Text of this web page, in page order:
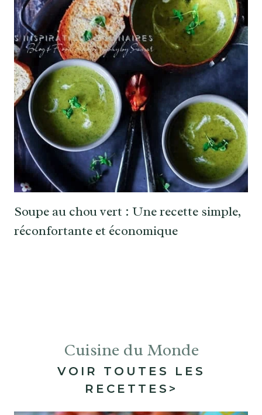
Soupe au chou vert : Une recette simple,
réconfortante et économique
Cuisine du Monde
VOIR TOUTES LES
RECETTES>